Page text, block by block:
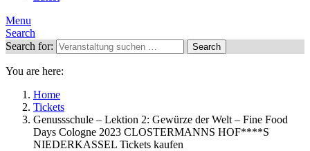
Menu
Search
Search for:
Search
You are here:
Home
Tickets
Genussschule – Lektion 2: Gewürze der Welt – Fine Food
Days Cologne 2023 CLOSTERMANNS HOF****S
NIEDERKASSEL Tickets kaufen